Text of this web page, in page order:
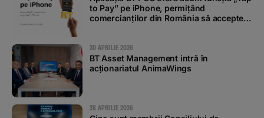
to Pay” pe iPhone, permițând
comercianților din România să accepte
30 APRILIE 2026
BT Asset Management intră în
acționariatul AnimaWings
28 APRILIE 2026